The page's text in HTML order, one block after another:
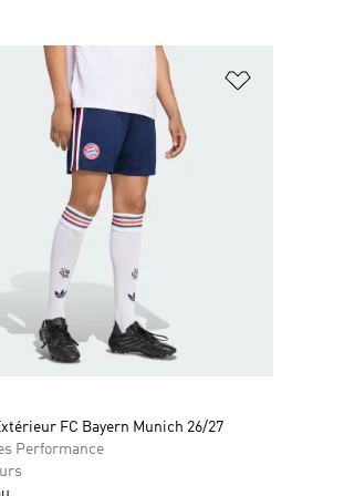
Liste de produits favoris
FC Bayern Munich 26/27
Performance